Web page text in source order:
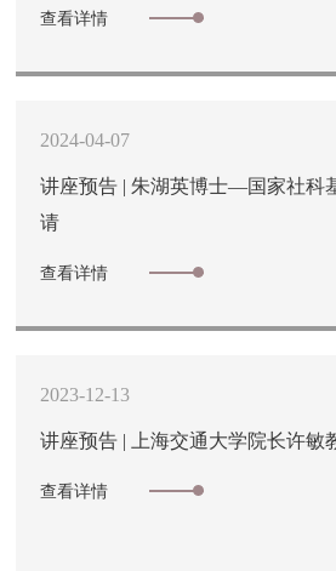
查看详情
2024-04-07
讲座预告 | 朱湖英博士—国家社科
请
查看详情
2023-12-13
讲座预告 | 上海交通大学院长许敏
查看详情